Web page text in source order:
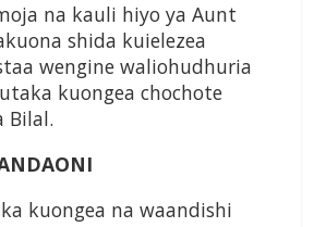
na kauli hiyo ya Aunt
shida kuielezea
wengine waliohudhuria
kuongea chochote
Bilal.
kuongea na waandishi